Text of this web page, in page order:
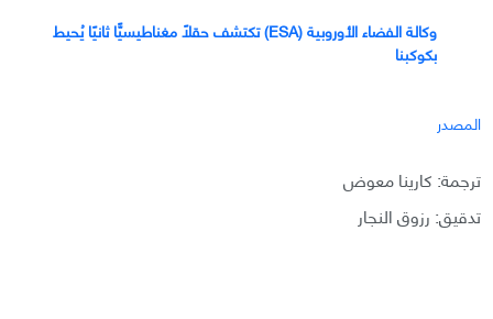
وكالة الفضاء الأوروبية (ESA) تكتشف حقلًا مغناطيسيًّا ثانيًا يُحيط
بكوكبنا
المصدر
ترجمة: كارينا معوض
تدقيق: رزوق النجار